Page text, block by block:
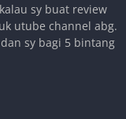
sy buat review
utube channel abg.
sy bagi 5 bintang